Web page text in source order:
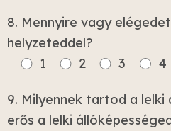
8. Mennyire vagy
helyzeteddel?
1
2 3 4
9. Milyennek tartod a
erős a lelki